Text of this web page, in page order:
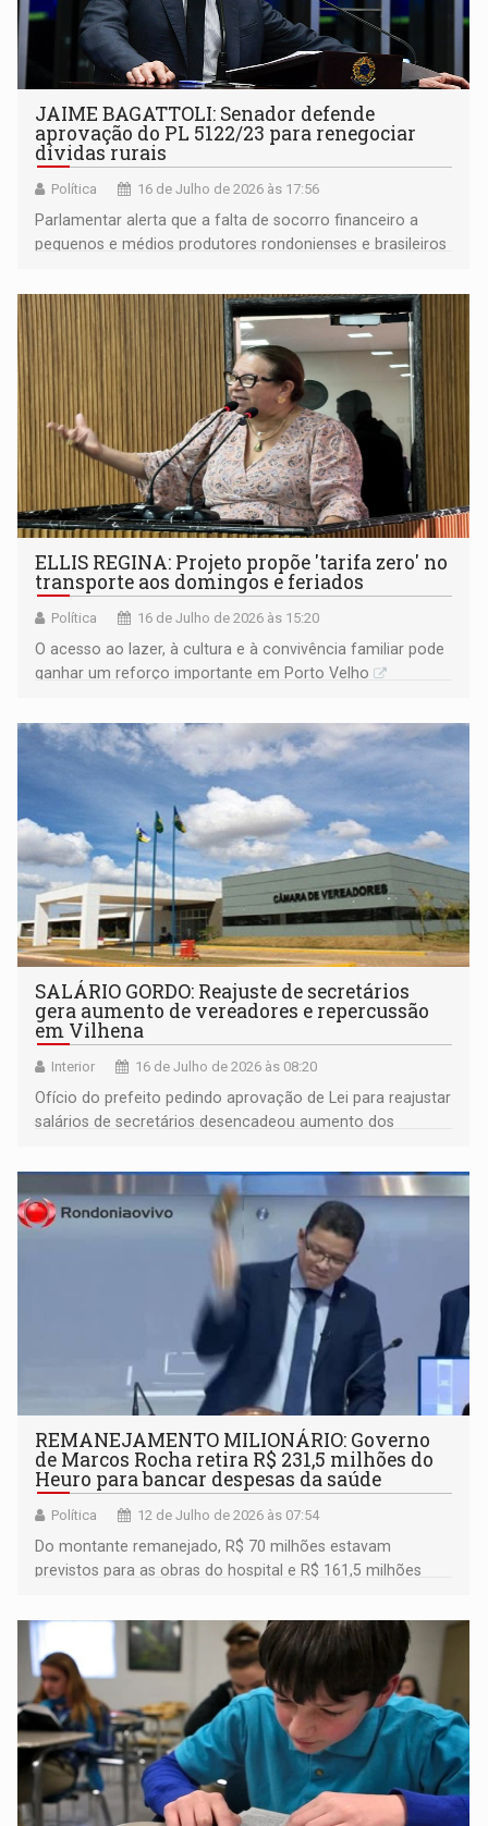
JAIME BAGATTOLI: Senador defende
aprovação do PL 5122/23 para renegociar
dívidas rurais
Política 16 de Julho de 2026 às 17:56
Parlamentar alerta que a falta de socorro financeiro a
pequenos e médios produtores rondonienses e brasileiros
ELLIS REGINA: Projeto propõe 'tarifa zero' no
transporte aos domingos e feriados
Política 16 de Julho de 2026 às 15:20
O acesso ao lazer, à cultura e à convivência familiar pode
ganhar um reforço importante em Porto Velho
SALÁRIO GORDO: Reajuste de secretários
gera aumento de vereadores e repercussão
em Vilhena
Interior 16 de Julho de 2026 às 08:20
Ofício do prefeito pedindo aprovação de Lei para reajustar
salários de secretários desencadeou aumento dos
REMANEJAMENTO MILIONÁRIO: Governo
de Marcos Rocha retira R$ 231,5 milhões do
Heuro para bancar despesas da saúde
Política 12 de Julho de 2026 às 07:54
Do montante remanejado, R$ 70 milhões estavam
previstos para as obras do hospital e R$ 161,5 milhões